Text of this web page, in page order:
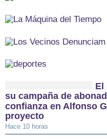
El
su campaña de
confianza en Alfonso
proyecto
Hace 10 horas